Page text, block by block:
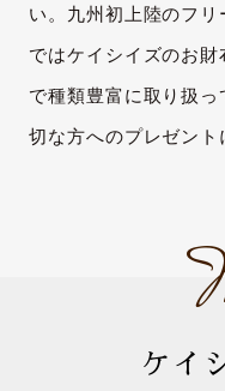
い。九州初上陸のフ
ではケイシイズのお
で種類豊富に取り扱
切な方へのプレゼント
ケイ